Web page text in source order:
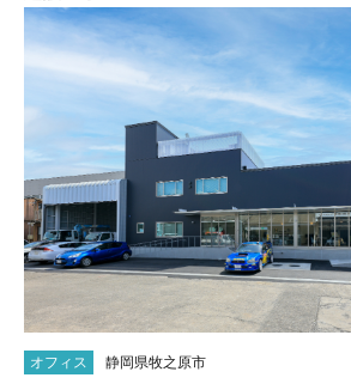
オフィス 静岡県牧之原市